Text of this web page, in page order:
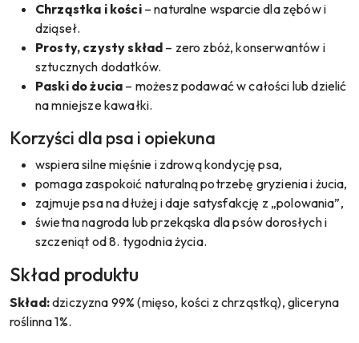
Chrząstka i kości– naturalne wsparcie dla zębów i
dziąseł.
Prosty, czysty skład – zero zbóż, konserwantów i
sztucznych dodatków.
Paski do żucia – możesz podawać w całości lub dzielić
na mniejsze kawałki.
Korzyści dla psa i opiekuna
wspiera silne mięśnie i zdrową kondycję psa,
pomaga zaspokoić naturalną potrzebę gryzienia i żucia,
zajmuje psa na dłużej i daje satysfakcję z „polowania”,
świetna nagroda lub przekąska dla psów dorosłych i
szczeniąt od 8. tygodnia życia.
Skład produktu
Skład:dziczyzna 99% (mięso, kości z chrząstką), gliceryna
roślinna 1%.